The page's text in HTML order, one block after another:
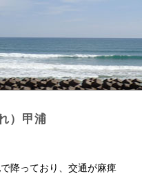
）甲浦
降っており、交通が麻痺